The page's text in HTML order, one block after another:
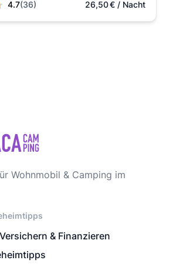
4.7(36)
26,50€/ Nacht
Wohnmobil & Camping im
& Finanzieren